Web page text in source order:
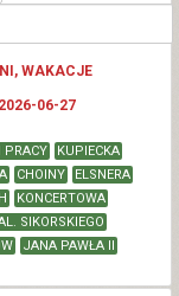
WAKACJE
06-27
PRACY
KUPIECKA
CHOINY
ELSNERA
KONCERTOWA
SIKORSKIEGO
JANA PAWŁA II